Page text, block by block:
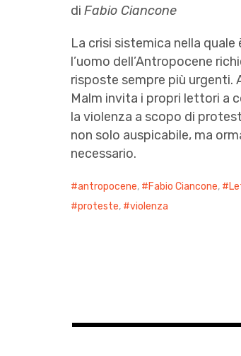
di Fabio Ciancone
La crisi sistemica nella quale
l’uomo dell’Antropocene
risposte sempre più urgenti.
Malm invita i propri lettori a
la violenza a scopo di
non solo auspicabile, ma
necessario.
antropocene, Fabio Ciancone,
proteste, violenza